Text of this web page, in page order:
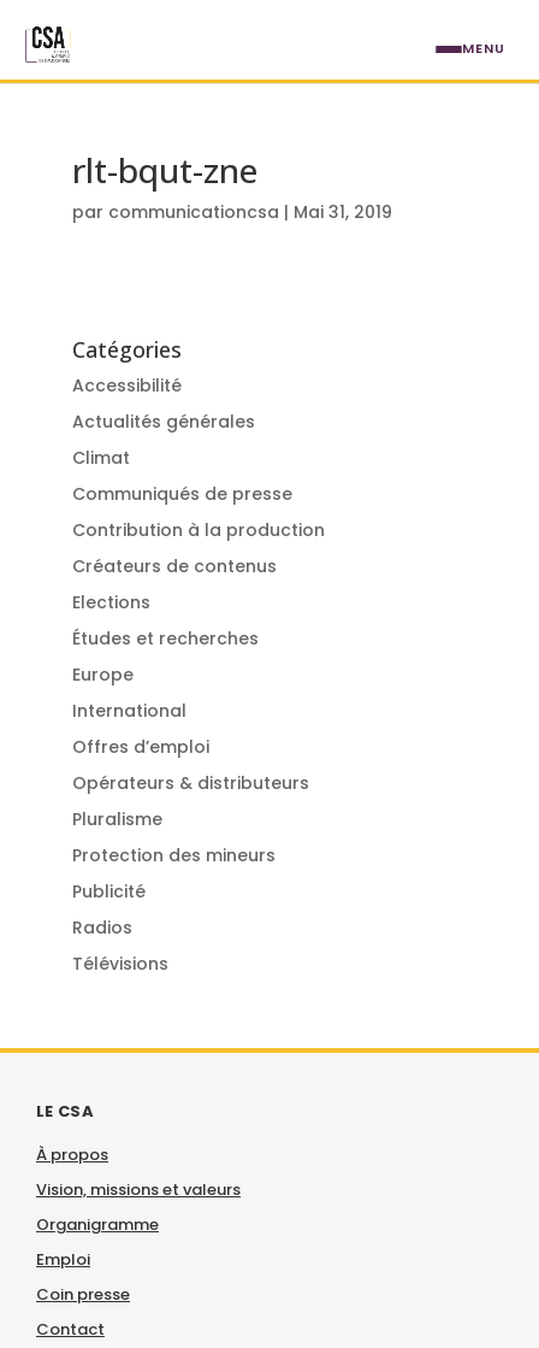
rlt-bqut-zne
par communicationcsa | Mai 31, 2019
Catégories
Accessibilité
Actualités générales
Climat
Communiqués de presse
Contribution à la production
Créateurs de contenus
Elections
Études et recherches
Europe
International
Offres d’emploi
Opérateurs & distributeurs
Pluralisme
Protection des mineurs
Publicité
Radios
Télévisions
LE CSA
À propos
Vision, missions et valeurs
Organigramme
Emploi
Coin presse
Contact
MENU